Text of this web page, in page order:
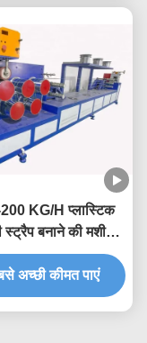
KG/H प्लास्टिक
स्ट्रैप बनाने की मशीन
0.4-1.5 मिमी
अच्छी कीमत पाएं